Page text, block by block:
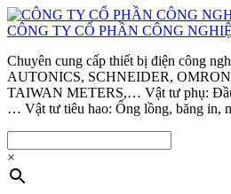
CÔNG TY CỔ PHẦN CÔNG
Chuyên cung cấp thiết bị điện công
AUTONICS, SCHNEIDER,
TAIWAN METERS,… Vật tư phụ: Đầu
… Vật tư tiêu hao: Ống lồng, băng in,
×